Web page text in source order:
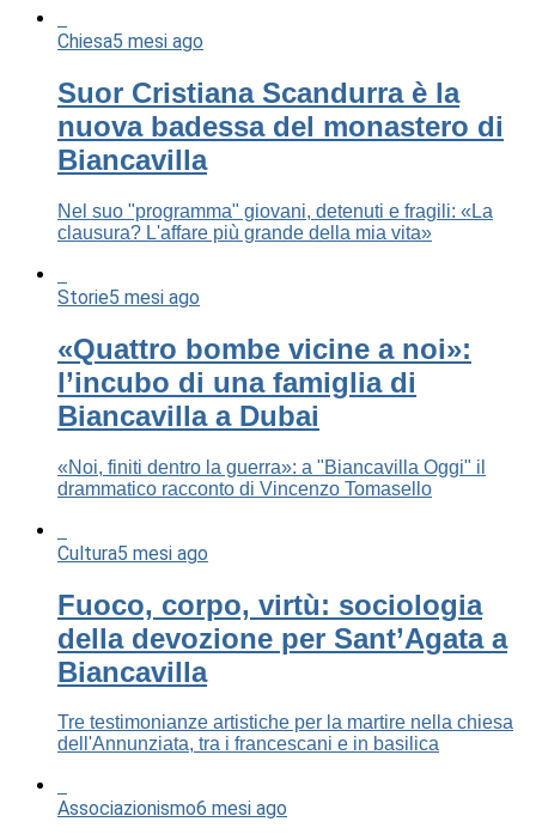
Chiesa5 mesi ago
Suor Cristiana Scandurra è la
nuova badessa del monastero di
Biancavilla
Nel suo "programma" giovani, detenuti e fragili: «La
clausura? L'affare più grande della mia vita»
Storie5 mesi ago
«Quattro bombe vicine a noi»:
l’incubo di una famiglia di
Biancavilla a Dubai
«Noi, finiti dentro la guerra»: a "Biancavilla Oggi" il
drammatico racconto di Vincenzo Tomasello
Cultura5 mesi ago
Fuoco, corpo, virtù: sociologia
della devozione per Sant’Agata a
Biancavilla
Tre testimonianze artistiche per la martire nella chiesa
dell'Annunziata, tra i francescani e in basilica
Associazionismo6 mesi ago